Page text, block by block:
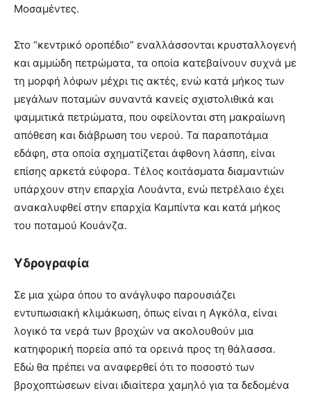
Μοσαμέντες.
Στο “κεντρικό οροπέδιο” εναλλάσσονται κρυσταλλογενή
και αμμώδη πετρώματα, τα οποία κατεβαίνουν συχνά με
τη μορφή λόφων μέχρι τις ακτές, ενώ κατά μήκος των
μεγάλων ποταμών συναντά κανείς σχιστολιθικά και
ψαμμιτικά πετρώματα, που οφείλονται στη μακραίωνη
απόθεση και διάβρωση του νερού. Τα παραποτάμια
εδάφη, στα οποία σχηματίζεται άφθονη λάσπη, είναι
επίσης αρκετά εύφορα. Τέλος κοιτάσματα διαμαντιών
υπάρχουν στην επαρχία Λουάντα, ενώ πετρέλαιο έχει
ανακαλυφθεί στην επαρχία Καμπίντα και κατά μήκος
του ποταμού Κουάνζα.
Υδρογραφία
Σε μια χώρα όπου το ανάγλυφο παρουσιάζει
εντυπωσιακή κλιμάκωση, όπως είναι η Αγκόλα, είναι
λογικό τα νερά των βροχών να ακολουθούν μια
κατηφορική πορεία από τα ορεινά προς τη θάλασσα.
Εδώ θα πρέπει να αναφερθεί ότι το ποσοστό των
βροχοπτώσεων είναι ιδιαίτερα χαμηλό για τα δεδομένα